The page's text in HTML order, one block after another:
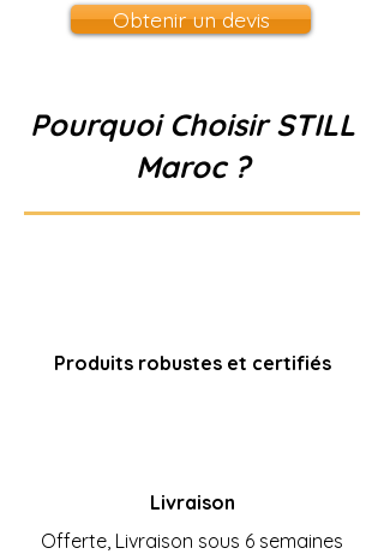
Obtenir un devis
Pourquoi Choisir STILL
Maroc ?
Produits robustes et certifiés
Livraison
Offerte, Livraison sous 6 semaines